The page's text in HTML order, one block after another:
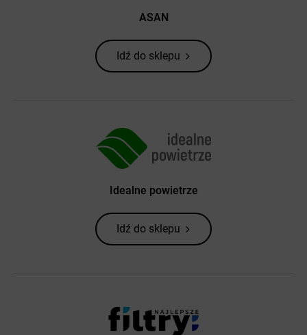
ASAN
Idź do sklepu
Idealne powietrze
Idź do sklepu